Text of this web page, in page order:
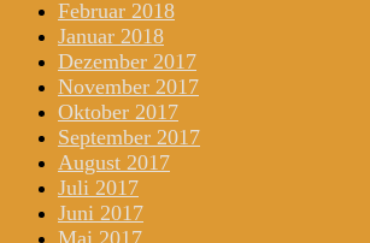
Februar 2018
Januar 2018
Dezember 2017
November 2017
Oktober 2017
September 2017
August 2017
Juli 2017
Juni 2017